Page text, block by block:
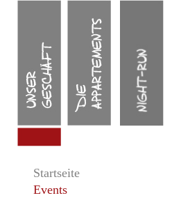
Startseite
Events